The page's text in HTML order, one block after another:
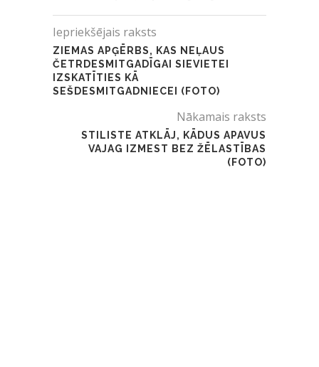
Iepriekšējais raksts
ZIEMAS APĢĒRBS, KAS NEĻAUS
ČETRDESMITGADĪGAI SIEVIETEI
IZSKATĪTIES KĀ
SEŠDESMITGADNIECEI (FOTO)
Nākamais raksts
STILISTE ATKLĀJ, KĀDUS APAVUS
VAJAG IZMEST BEZ ŽĒLASTĪBAS
(FOTO)